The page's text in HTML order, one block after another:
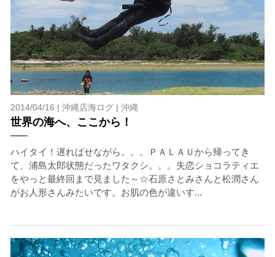
2014/04/16 | 沖縄店海ログ| 沖縄
世界の海へ、ここから！
ハイタイ！遅ればせながら。。。ＰＡＬＡＵから帰ってき
て、浦島太郎状態だったワタクシ。。。失恋ショコラティエ
をやっと最終回まで見ました～☆石原さとみさんと松潤さん
がお人形さんみたいです。お肌の色が違いす...